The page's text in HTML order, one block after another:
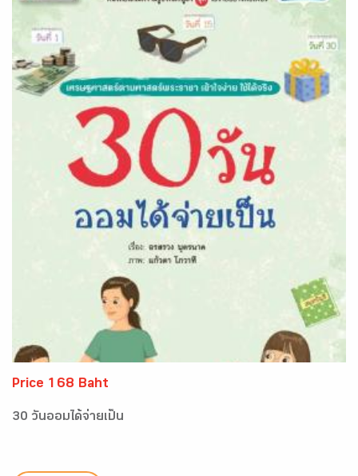
Price 168 Baht
30 วันออมได้จ่ายเป็น